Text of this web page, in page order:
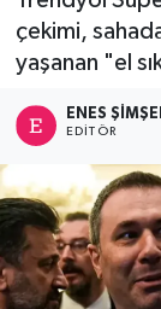
çekimi,
yaşanan "el
ENES
EDITÖR